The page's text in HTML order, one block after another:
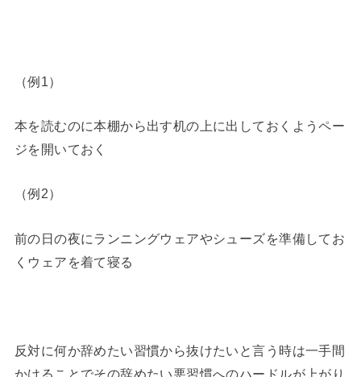
（例1）
本を読むのに本棚から出す机の上に出しておくようペー
ジを開いておく
（例2）
前の日の夜にランニングウェアやシューズを準備してお
くウェアを着て寝る
反対に何か辞めたい習慣から抜けたいと言う時は一手間